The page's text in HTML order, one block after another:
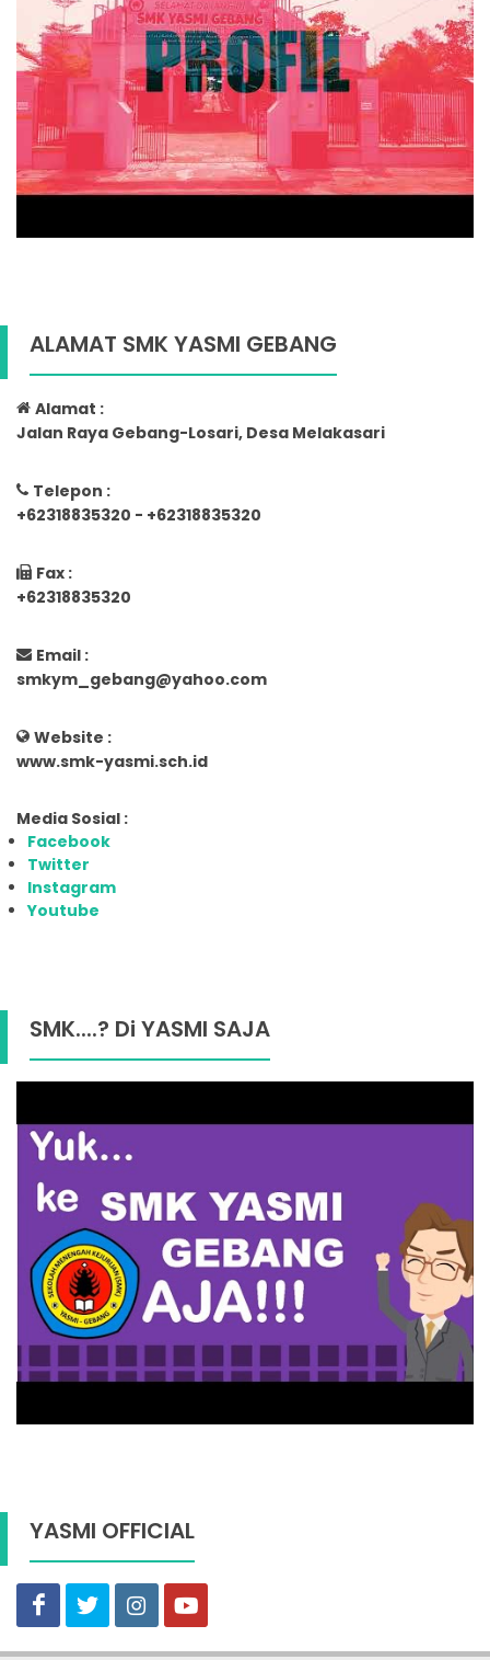
ALAMAT SMK YASMI GEBANG
Alamat :
Jalan Raya Gebang-Losari, Desa Melakasari
Telepon :
+62318835320 - +62318835320
Fax :
+62318835320
Email :
smkym_gebang@yahoo.com
Website :
www.smk-yasmi.sch.id
Media Sosial :
Facebook
Twitter
Instagram
Youtube
SMK....? Di YASMI SAJA
YASMI OFFICIAL